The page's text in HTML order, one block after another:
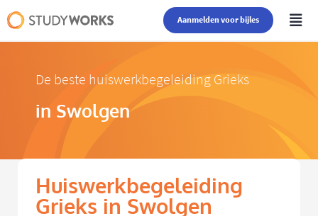
Aanmelden voor bijles
De beste huiswerkbegeleiding Grieks
in Swolgen
Huiswerkbegeleiding
Grieks in Swolgen